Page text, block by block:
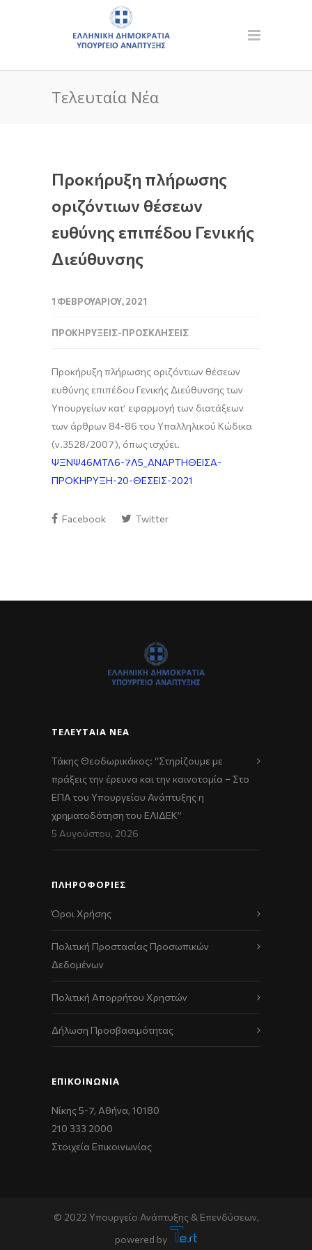
Τελευταία Νέα
Προκήρυξη πλήρωσης
οριζόντιων θέσεων
ευθύνης επιπέδου Γενικής
Διεύθυνσης
1 ΦΕΒΡΟΥΑΡΊΟΥ, 2021
ΠΡΟΚΗΡΎΞΕΙΣ-ΠΡΟΣΚΛΉΣΕΙΣ
Προκήρυξη πλήρωσης οριζόντιων θέσεων
ευθύνης επιπέδου Γενικής Διεύθυνσης των
Υπουργείων κατ’ εφαρμογή των διατάξεων
των άρθρων 84-86 του Υπαλληλικού Κώδικα
(ν.3528/2007), όπως ισχύει.
ΨΞΝΨ46ΜΤΛ6-7Λ5_ΑΝΑΡΤΗΘΕΙΣΑ-
ΠΡΟΚΗΡΥΞΗ-20-ΘΕΣΕΙΣ-2021
Facebook Twitter
ΤΕΛΕΥΤΑΊΑ ΝΈΑ
Τάκης Θεοδωρικάκος: “Στηρίζουμε με
πράξεις την έρευνα και την καινοτομία – Στο
ΕΠΑ του Υπουργείου Ανάπτυξης η
χρηματοδότηση του ΕΛΙΔΕΚ”
5 Αυγούστου, 2026
ΠΛΗΡΟΦΟΡΙΕΣ
Όροι Χρήσης
Πολιτική Προστασίας Προσωπικών
Δεδομένων
Πολιτική Απορρήτου Χρηστών
Δήλωση Προσβασιμότητας
ΕΠΙΚΟΙΝΩΝΊΑ
Νίκης 5-7, Αθήνα, 10180
210 333 2000
Στοιχεία Επικοινωνίας
© 2022 Υπουργείο Ανάπτυξης & Επενδύσεων,
powered by